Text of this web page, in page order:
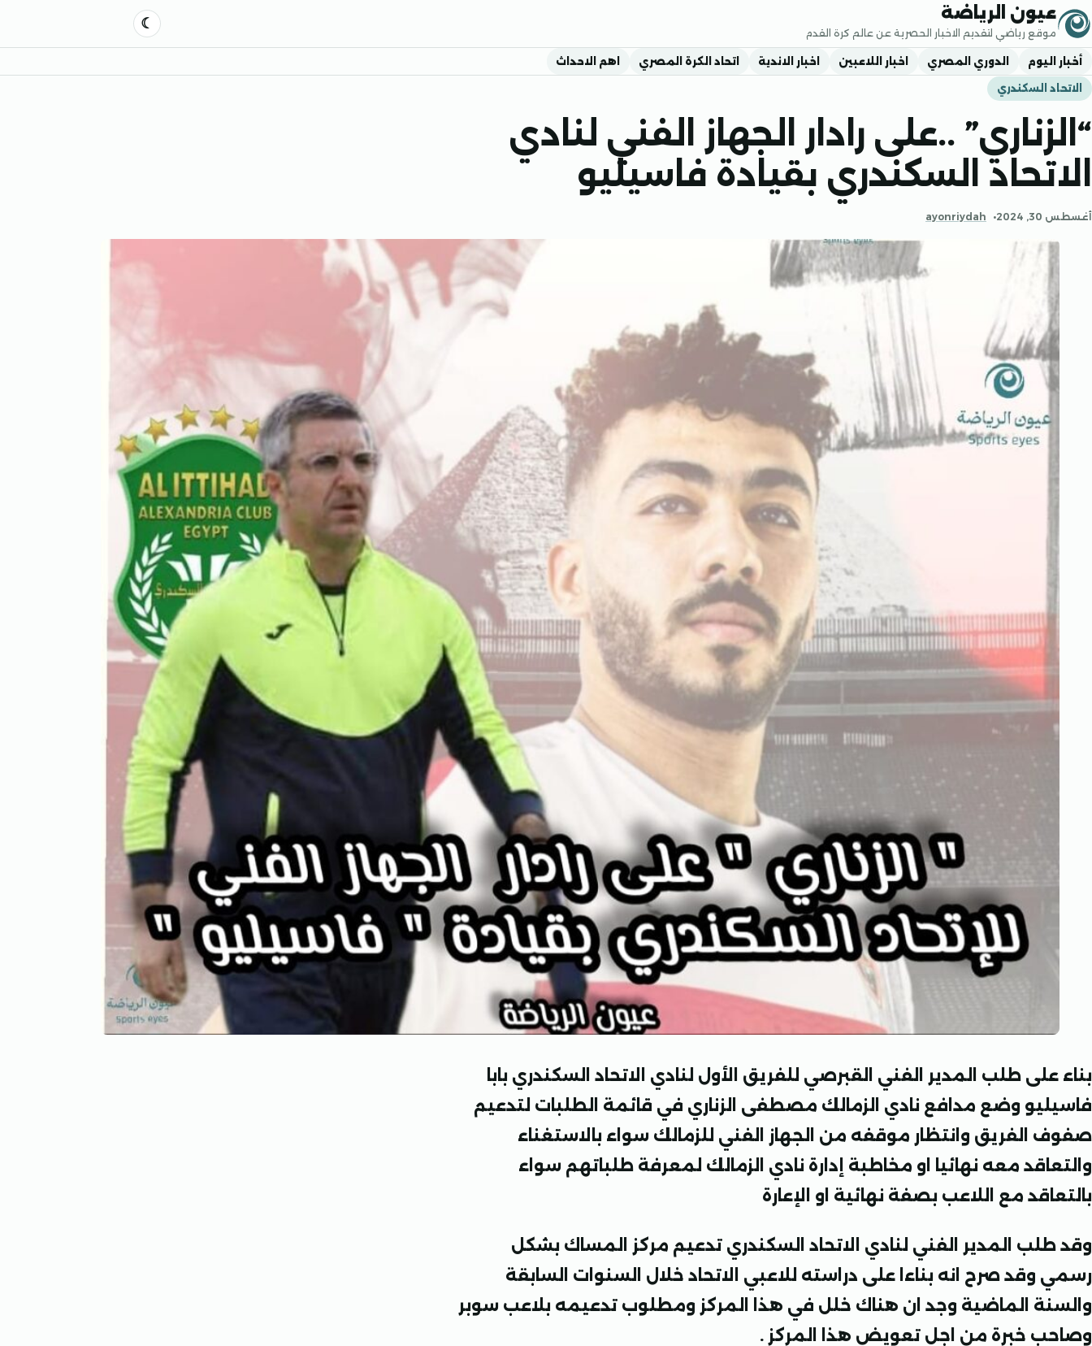
تجاوز إلى المحتوى
عيون الرياضة
موقع رياضي لتقديم الاخبار الحصرية عن عالم كرة القدم
أخبار اليوم الدوري المصري اخبار اللاعبين اخبار الاندية اتحاد الكرة المصري اهم الاحداث
الاتحاد السكندري
“الزناري” ..على رادار الجهاز الفني لنادي
الاتحاد السكندري بقيادة فاسيليو
أغسطس 30, 2024 ayonriydah
بناء على طلب المدير الفني القبرصي للفريق الأول لنادي الاتحاد السكندري بابا
فاسيليو وضع مدافع نادي الزمالك مصطفى الزناري في قائمة الطلبات لتدعيم
صفوف الفريق وانتظار موقفه من الجهاز الفني للزمالك سواء بالاستغناء
والتعاقد معه نهائيا او مخاطبة إدارة نادي الزمالك لمعرفة طلباتهم سواء
بالتعاقد مع اللاعب بصفة نهائية او الإعارة
وقد طلب المدير الفني لنادي الاتحاد السكندري تدعيم مركز المساك بشكل
رسمي وقد صرح انه بناءا على دراسته للاعبي الاتحاد خلال السنوات السابقة
والسنة الماضية وجد ان هناك خلل في هذا المركز ومطلوب تدعيمه بلاعب سوبر
وصاحب خبرة من اجل تعويض هذا المركز .